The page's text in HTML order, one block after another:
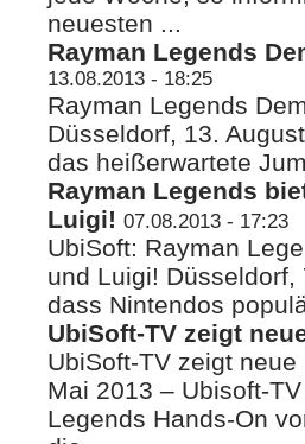
neuesten ...
Rayman Legends
13.08.2013 - 18:25
Rayman Legends
Düsseldorf, 13.
das heißerwartete
Rayman Legends
Luigi! 07.08.2013 - 17:23
UbiSoft: Rayman
und Luigi!
dass Nintendos
UbiSoft-TV zeigt
UbiSoft-TV zeigt
Mai 2013 – Ubisoft-
Legends Hands-On